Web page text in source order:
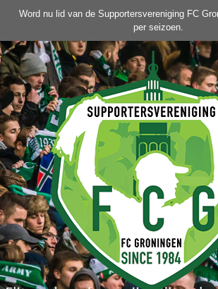
de
inhoud
Word nu lid van de Supportersvereniging FC
per seizoen.